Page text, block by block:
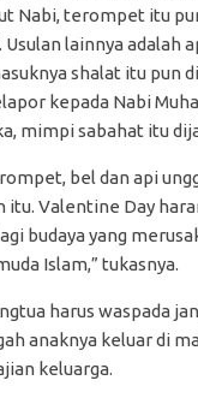
Nabi, terompet itu
lainnya adalah
shalat itu pun
kepada Nabi
mimpi sabahat itu
bel dan api
Valentine Day
budaya yang
Islam,” tukasnya.
harus waspada
anaknya keluar di
keluarga.